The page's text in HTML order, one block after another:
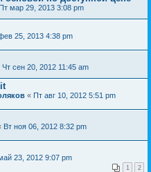
мар 29, 2013 3:08 pm
25, 2013 4:38 pm
Чт сен 20, 2012 11:45 am
« Пт авг 10, 2012 5:51 pm
Вт ноя 06, 2012 8:32 pm
23, 2012 9:07 pm
1 2